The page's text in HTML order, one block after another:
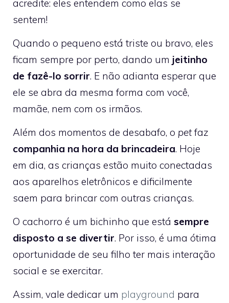
acredite: eles entendem como elas se
sentem!
Quando o pequeno está triste ou bravo, eles
ficam sempre por perto, dando um jeitinho
de fazê-lo sorrir. E não adianta esperar que
ele se abra da mesma forma com você,
mamãe, nem com os irmãos.
Além dos momentos de desabafo, o petfaz
companhia na hora da brincadeira. Hoje
em dia, as crianças estão muito conectadas
aos aparelhos eletrônicos e dificilmente
saem para brincar com outras crianças.
O cachorro é um bichinho que está sempre
disposto a se divertir. Por isso, é uma ótima
oportunidade de seu filho ter mais interação
social e se exercitar.
Assim, vale dedicar um playground para